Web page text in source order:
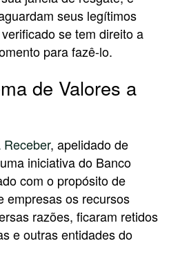
seus legítimos
se tem direito a
para fazê-lo.
de Valores a
, apelidado de
iniciativa do Banco
com o propósito de
empresas os recursos
razões, ficaram retidos
e outras entidades do